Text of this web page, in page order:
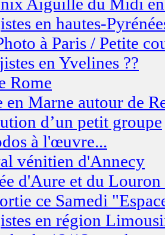
en hautes-
à Paris / Petite
en Yvelines ??
Rome
en Marne autour de
d’un petit groupe
à l'œuvre...
vénitien d'Annecy
d'Aure et du Louron
ce Samedi
en région